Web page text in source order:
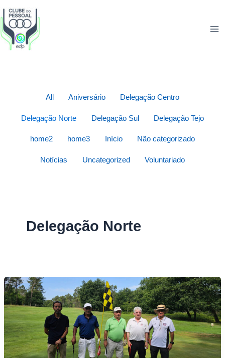
to
content
posts
by
category
All Aniversário Delegação Centro
Delegação Norte Delegação Sul Delegação Tejo
home2 home3 Início Não categorizado
Notícias Uncategorized Voluntariado
Delegação Norte